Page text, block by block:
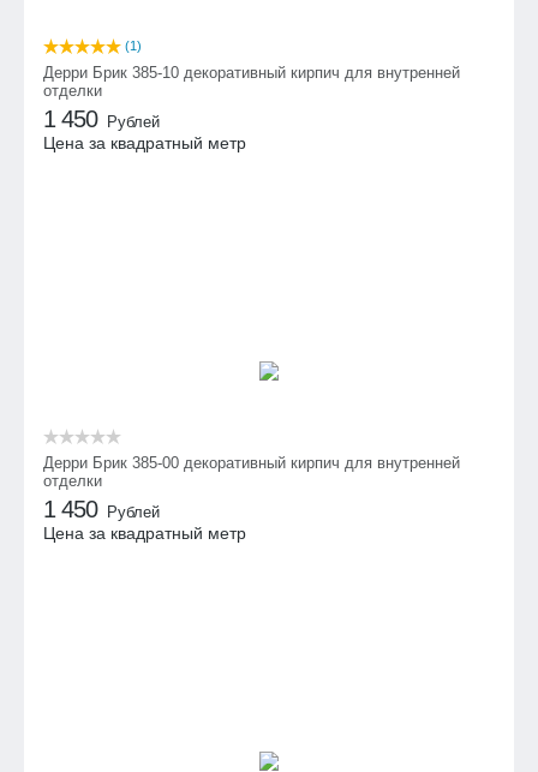
(1)
Дерри Брик 385-10 декоративный кирпич для внутренней
отделки
1 450 Рублей
Цена за квадратный метр
Дерри Брик 385-00 декоративный кирпич для внутренней
отделки
1 450 Рублей
Цена за квадратный метр